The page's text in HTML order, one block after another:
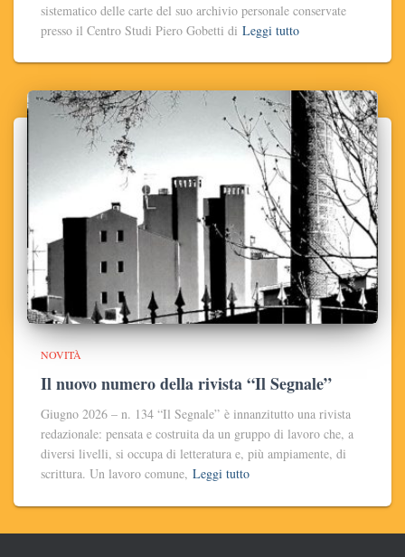
sistematico delle carte del suo archivio personale conservate
presso il Centro Studi Piero Gobetti di Leggi tutto
NOVITÀ
Il nuovo numero della rivista “Il Segnale”
Giugno 2026 – n. 134 “Il Segnale” è innanzitutto una rivista
redazionale: pensata e costruita da un gruppo di lavoro che, a
diversi livelli, si occupa di letteratura e, più ampiamente, di
scrittura. Un lavoro comune, Leggi tutto